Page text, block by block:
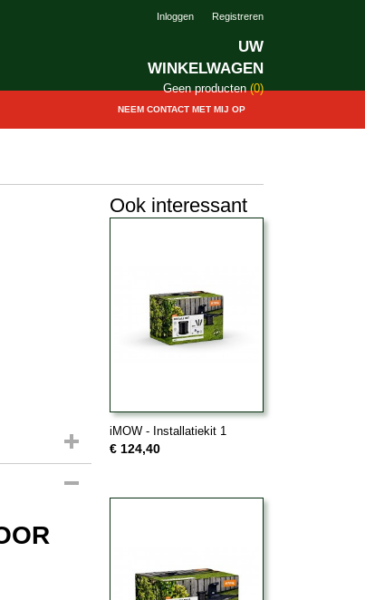
Inloggen Registreren
UW
WINKELWAGEN
Geen producten(0)
NEEM CONTACT MET MIJ OP
Ook interessant
iMOW - Installatiekit 1
€ 124,40